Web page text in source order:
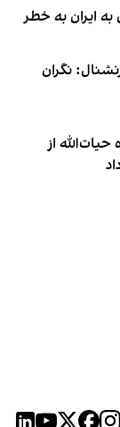
ایران به خطر
نگران
از